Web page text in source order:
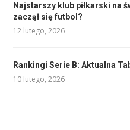
Najstarszy klub piłkarski na
zaczął się futbol?
12 lutego, 2026
Rankingi Serie B: Aktualna
10 lutego, 2026